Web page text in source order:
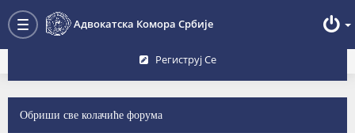
Toggle
Адвокатска Комора Србије
Преглед форума
Региструј Се
Обриши све колачиће форума